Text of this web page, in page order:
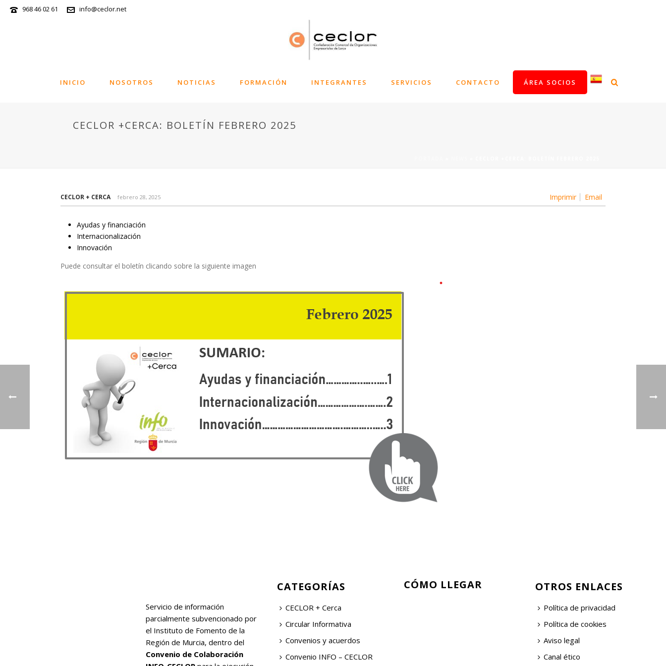
968 46 02 61 info@ceclor.net
INICIO NOSOTROS NOTICIAS FORMACIÓN INTEGRANTES SERVICIOS CONTACTO ÁREA SOCIOS
CECLOR +CERCA: BOLETÍN FEBRERO 2025
Imprimir Email
CECLOR + CERCA febrero 28, 2025
Ayudas y financiación
Internacionalización
Innovación
Puede consultar el boletín clicando sobre la siguiente imagen
Servicio de información
parcialmente subvencionado por
el Instituto de Fomento de la
Región de Murcia, dentro del
Convenio de Colaboración
CATEGORÍAS
CECLOR + Cerca
Circular Informativa
Convenios y acuerdos
Convenio INFO – CECLOR
CÓMO LLEGAR OTROS ENLACES
Política de privacidad
Política de cookies
Aviso legal
Canal ético